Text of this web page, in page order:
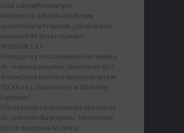
Lista zakwalifikowanych
Młodzież ze Zduńskiej Dąbrowy
uczestniczy w Projekcie „Lokalna wieś
miejscem do życia i rozwoju”
NFOŚiGW 1.3.1
Oferta pracy na stanowisko kierownika
ds. realizacji projektu: Utworzenie BCU
w dziedzinie technika weterynaryjna w
ZSCKR im. J. Dziubińskiej w Zduńskiej
Dąbrowie”
Oferta pracy na stanowisko specjalista
ds. rozliczeń dla projektu : Utworzenia
BCU w dziedzinie technika